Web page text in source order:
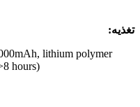
تغذیه:
lithium polymer
hours)